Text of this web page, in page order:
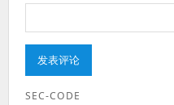
SEC-CODE